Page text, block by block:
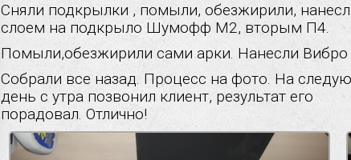
Сняли подкрылки , помыли, обезжирили,
слоем на подкрыло Шумофф М2, вторым П4.
Помыли,обезжирили сами арки. Нанесли
Собрали все назад. Процесс на фото. На
день с утра позвонил клиент, результат его
порадовал. Отлично!